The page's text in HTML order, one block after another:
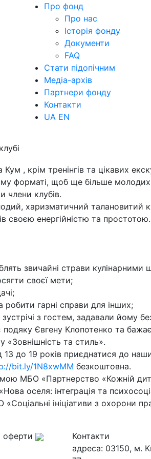
Про фонд
Про нас
Історія фонду
Документи
FAQ
Стати підопічним
Медіа-архів
Партнери фонду
Контакти
UA EN
, крім тренінгів та цікавих
форматі, щоб ще більше
члени клубів.
харизматичний
своєю енергійністю та
звичайні страви
своєї мети;
гарні справи для інших;
з гостем, задавали йому
Євгену Клопотенко та
«Зовнішність та стиль».
до 19 років приєднатися до
bit.ly/1N8xwMM безкоштовна.
МБО «Партнерство «Кожній
оселя: інтеграція та
ініціативи з охорони
оферти
Контакти
адреса: 03150, м.